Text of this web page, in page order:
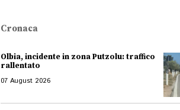
Cronaca
Olbia, incidente in zona Putzolu: traffico
rallentato
07 August 2026